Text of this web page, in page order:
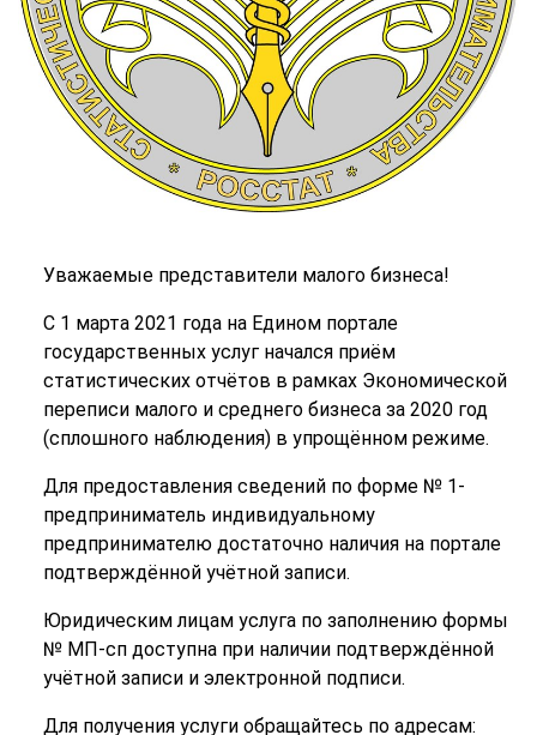
Уважаемые представители малого бизнеса!
С 1 марта 2021 года на Едином портале
государственных услуг начался приём
статистических отчётов в рамках Экономической
переписи малого и среднего бизнеса за 2020 год
(сплошного наблюдения) в упрощённом режиме.
Для предоставления сведений по форме № 1-
предприниматель индивидуальному
предпринимателю достаточно наличия на портале
подтверждённой учётной записи.
Юридическим лицам услуга по заполнению формы
№ МП-сп доступна при наличии подтверждённой
учётной записи и электронной подписи.
Для получения услуги обращайтесь по адресам: